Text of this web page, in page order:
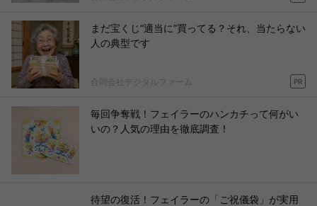
まだ宝くじ“適当に”買ってる？それ、当たらない
人の典型です
合同会社デジタルファーム PR
毎回争奪戦！フェイラーのハンカチって何がい
いの？人気の理由を徹底調査！
待望の復活！フェイラーの「ご祝儀袋」が実用